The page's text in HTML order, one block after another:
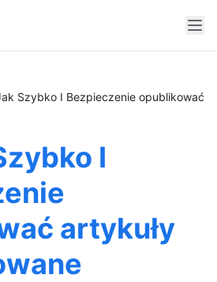
Szybko I Bezpieczenie opublikować
I
artykuły